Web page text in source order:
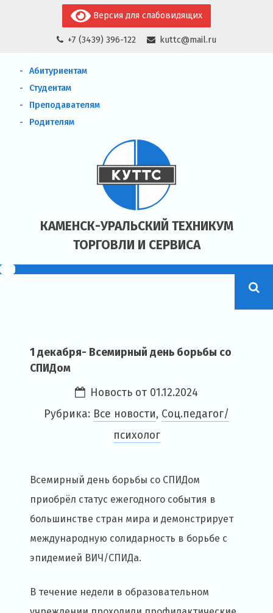
+7 (3439) 396-122 kuttc@mail.ru
Версия для слабовидящих
КАМЕНСК-УРАЛЬСКИЙ ТЕХНИКУМ
ТОРГОВЛИ И СЕРВИСА
Абитуриентам
Студентам
Преподавателям
Родителям
1 декабря- Всемирный день борьбы со
СПИДом
Новость от 01.12.2024
Рубрика: Все новости, Соц.педагог/
психолог
Всемирный день борьбы со СПИДом
приобрёл статус ежегодного события в
большинстве стран мира и демонстрирует
международную солидарность в борьбе с
эпидемией ВИЧ/СПИДа.
В течение недели в образовательном